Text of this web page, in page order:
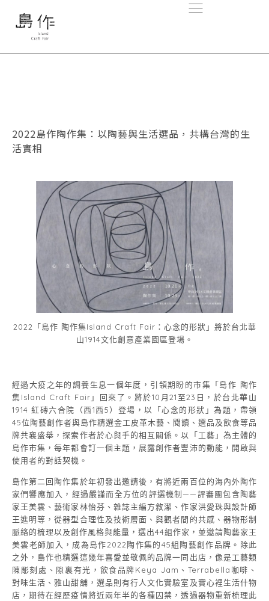
2022島作陶作集：以陶藝與生活選品，共構台灣的生
活實相
2022「島作 陶作集Island Craft Fair：心念的形狀」將於台北華
山1914文化創意產業園區登場。
經過大疫之年的調養生息一個年度，引領期盼的市集「島作 陶作
集Island Craft Fair」回來了。將於10月21至23日，於台北華山
1914 紅磚六合院（西1西5）登場，以「心念的形狀」為題，帶領
45位陶藝創作者與島作精選金工皮革木藝、閱讀、選品及飲食等品
牌共襄盛舉，探索作者於心與手的相互關係。以「工藝」為主體的
島作市集，每年都會訂一個主題，展露創作者豐沛的動能，開啟與
使用者的對話契機。
島作第二回陶作集於年初發出邀請後，有將近兩百位的海內外陶作
家們響應加入，經過嚴謹而全方位的評選機制——評審團包含陶藝
家王美雲、藝術家林怡芬、雜誌主編方敘潔、作家洪愛珠與設計師
王進明等，從器型合理性及技術層面、與觀者間的共感、器物形制
脈絡的梳理以及創作風格與能量，選出44組作家，並邀請陶藝家王
美雲老師加入，成為島作2022陶作集的45組陶藝創作品牌。除此
之外，島作也精選這幾年喜愛並敬佩的品牌一同出店，像是工藝類
陳彫刻處、隙裏有光，飲食品牌Keya Jam、Terrabella咖啡、
對味生活、雅山甜舖，選品則有行人文化實驗室及實心裡生活什物
店，期待在經歷疫情將近兩年半的各種囚禁，透過器物重新梳理此